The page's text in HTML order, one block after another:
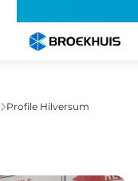
Profile Hilversum